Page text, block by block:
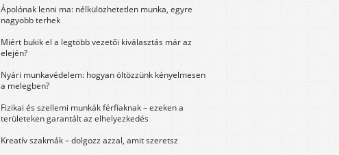
Ápolónak lenni ma: nélkülözhetetlen munka, egyre
nagyobb terhek
Miért bukik el a legtöbb vezetői kiválasztás már az
elején?
Nyári munkavédelem: hogyan öltözzünk kényelmesen
a melegben?
Fizikai és szellemi munkák férfiaknak – ezeken a
területeken garantált az elhelyezkedés
Kreatív szakmák – dolgozz azzal, amit szeretsz